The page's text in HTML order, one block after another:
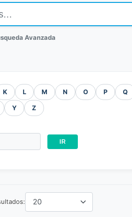
Avanzada
K L M N O P Q
Y Z